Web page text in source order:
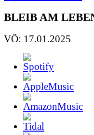
BLEIB AM
VÖ: 17.01.2025